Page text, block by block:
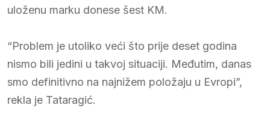
uloženu marku donese šest KM.
“Problem je utoliko veći što prije deset godina
nismo bili jedini u takvoj situaciji. Međutim, danas
smo definitivno na najnižem položaju u Evropi”,
rekla je Tataragić.